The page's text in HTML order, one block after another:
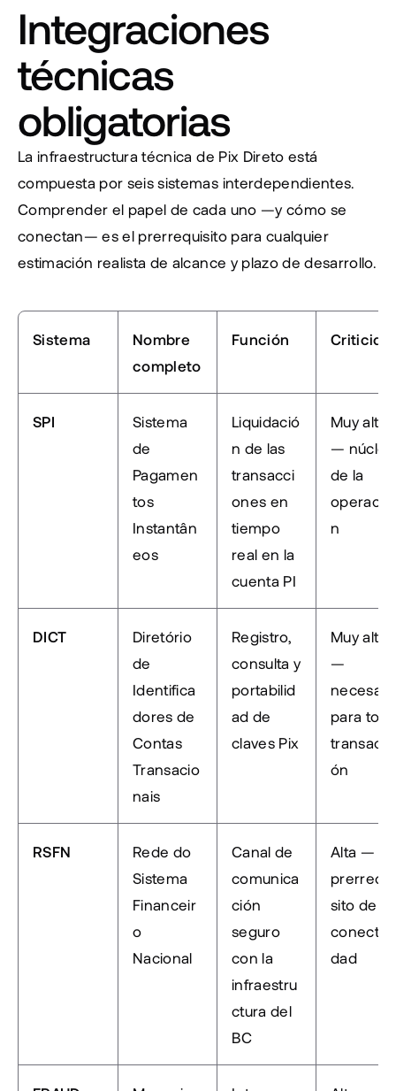
Integraciones
técnicas
obligatorias
La infraestructura técnica de Pix Direto está
compuesta por seis sistemas interdependientes.
Comprender el papel de cada uno —y cómo se
conectan— es el prerrequisito para cualquier
estimación realista de alcance y plazo de desarrollo.
Sistema
Nombre
completo
Función
SPI
Sistema
de
Pagamen
tos
Instantân
eos
Liquidació
n de las
transacci
ones en
tiempo
real en la
cuenta PI
Muy alta
— núcleo
de la
operació
n
DICT
Diretório
de
Identifica
dores de
Contas
Transacio
nais
Registro,
consulta y
portabilid
ad de
claves Pix
Muy alta
—
para
transacci
ón
RSFN
Rede do
Sistema
Financeir
o
Nacional
Canal de
comunica
ción
seguro
con la
infraestru
ctura del
BC
Alta —
prerrequi
sito de
conectivi
dad